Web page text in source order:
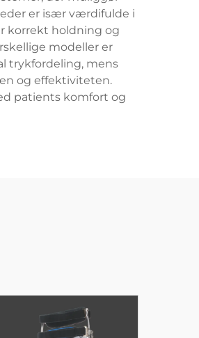
er især værdifulde i
korrekt holdning og
modeller er
trykfordeling, mens
og effektiviteten.
patients komfort og